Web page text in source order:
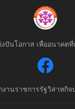
ปันโอกาส เพื่ออนาคต
งานราชการรัฐวิสาหกิจ